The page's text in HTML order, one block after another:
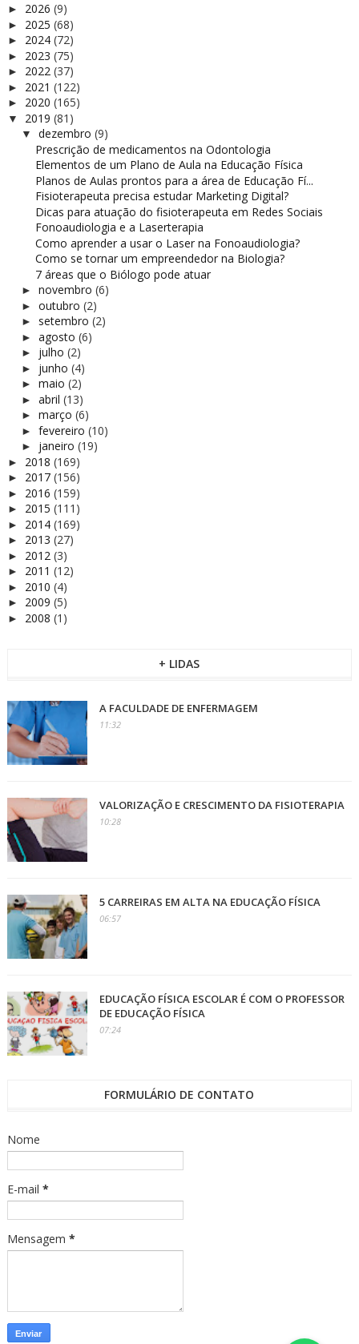
► 2026 (9)
► 2025 (68)
► 2024 (72)
► 2023 (75)
► 2022 (37)
► 2021 (122)
► 2020 (165)
▼ 2019 (81)
▼ dezembro (9)
Prescrição de medicamentos na Odontologia
Elementos de um Plano de Aula na Educação Física
Planos de Aulas prontos para a área de Educação Fí...
Fisioterapeuta precisa estudar Marketing Digital?
Dicas para atuação do fisioterapeuta em Redes Sociais
Fonoaudiologia e a Laserterapia
Como aprender a usar o Laser na Fonoaudiologia?
Como se tornar um empreendedor na Biologia?
7 áreas que o Biólogo pode atuar
► novembro (6)
► outubro (2)
► setembro (2)
► agosto (6)
► julho (2)
► junho (4)
► maio (2)
► abril (13)
► março (6)
► fevereiro (10)
► janeiro (19)
► 2018 (169)
► 2017 (156)
► 2016 (159)
► 2015 (111)
► 2014 (169)
► 2013 (27)
► 2012 (3)
► 2011 (12)
► 2010 (4)
► 2009 (5)
► 2008 (1)
+ LIDAS
A FACULDADE DE ENFERMAGEM
11:32
VALORIZAÇÃO E CRESCIMENTO DA FISIOTERAPIA
10:28
5 CARREIRAS EM ALTA NA EDUCAÇÃO FÍSICA
06:57
EDUCAÇÃO FÍSICA ESCOLAR É COM O PROFESSOR
DE EDUCAÇÃO FÍSICA
07:24
FORMULÁRIO DE CONTATO
Nome
E-mail *
Mensagem *